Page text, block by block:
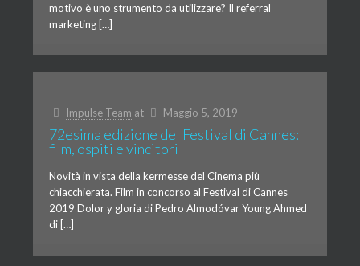
motivo è uno strumento da utilizzare? Il referral
marketing […]
Impulse Team at Maggio 5, 2019
72esima edizione del Festival di Cannes:
film, ospiti e vincitori
Novità in vista della kermesse del Cinema più
chiacchierata. Film in concorso al Festival di Cannes
2019 Dolor y gloria di Pedro Almodóvar Young Ahmed
di […]